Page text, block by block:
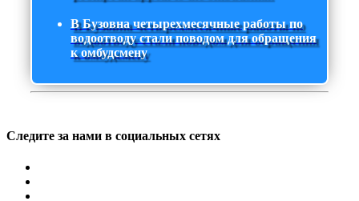
В Бузовна четырехмесячные работы по
водоотводу стали поводом для обращения
к омбудсмену
Следите за нами в социальных сетях